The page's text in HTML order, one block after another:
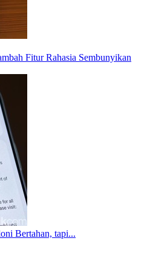
Fitur Rahasia Sembunyikan
Bertahan, tapi...